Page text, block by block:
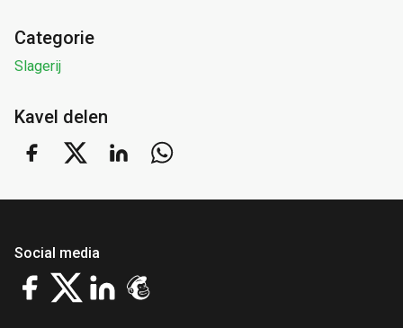
Categorie
Slagerij
Kavel delen
Social media